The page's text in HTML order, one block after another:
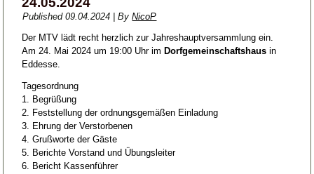
Published 09.04.2024 |By NicoP
Der MTV lädt recht herzlich zur Jahreshauptversammlung ein.
Am 24. Mai 2024 um 19:00 Uhr im Dorfgemeinschaftshaus in
Eddesse.
Tagesordnung
1. Begrüßung
2. Feststellung der ordnungsgemäßen Einladung
3. Ehrung der Verstorbenen
4. Grußworte der Gäste
5. Berichte Vorstand und Übungsleiter
6. Bericht Kassenführer